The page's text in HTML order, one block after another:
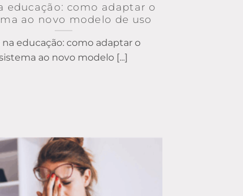
educação: como adaptar o
ao novo modelo de uso
na educação: como adaptar o
ao novo modelo [...]